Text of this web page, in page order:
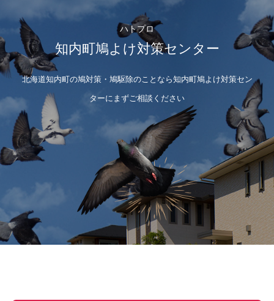
ハトプロ
知内町鳩よけ対策センター
北海道知内町の鳩対策・鳩駆除のことなら知内町鳩よけ対策セン
ターにまずご相談ください